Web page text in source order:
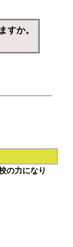
すか。
の力になり